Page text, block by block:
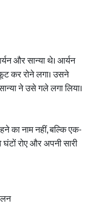
और सान्या थे। आर्यन
कर रोने लगा। उसने
ने उसे गले लगा लिया।
का नाम नहीं, बल्कि एक-
रोए और अपनी सारी